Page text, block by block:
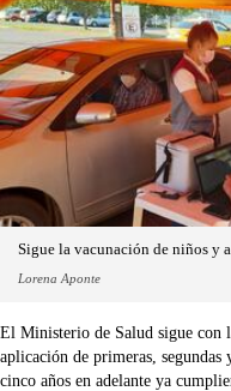
Sigue la vacunación de niños y
Lorena Aponte
El Ministerio de Salud sigue con
aplicación de primeras,
cinco años en adelante ya